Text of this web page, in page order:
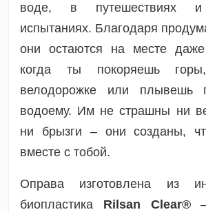
воде, в путешествиях и
испытаниях. Благодаря
они остаются на месте
когда ты покоряешь
велодорожке или плывешь
водоему. Им не страшны ни
ни брызги – они созданы,
вместе с тобой.
Оправа изготовлена ​​из
биопластика Rilsan Clear®–